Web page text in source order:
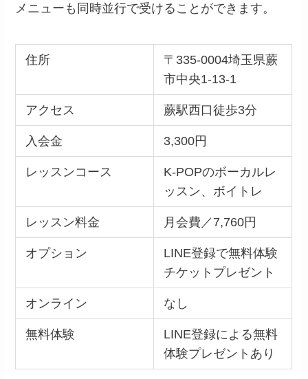
メニューも同時並行で受けることができます。
住所
〒335-0004埼玉県蕨
市中央1-13-1
アクセス 蕨駅西口徒歩3分
入会金 3,300円
レッスンコース
K-POPのボーカルレ
ッスン、ボイトレ
レッスン料金 月会費／7,760円
オプション
LINE登録で無料体験
チケットプレゼント
オンライン なし
無料体験
LINE登録による無料
体験プレゼントあり